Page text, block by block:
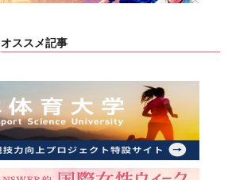
オススメ記事